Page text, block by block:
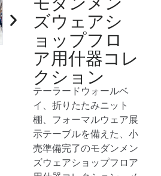
ズウェアシ
ョップフロ
ア用什器コレ
クション
テーラードウォールベ
イ、折りたたみニット
棚、フォーマルウェア展
示テーブルを備えた、小
売準備完了のモダンメン
ズウェアショップフロア